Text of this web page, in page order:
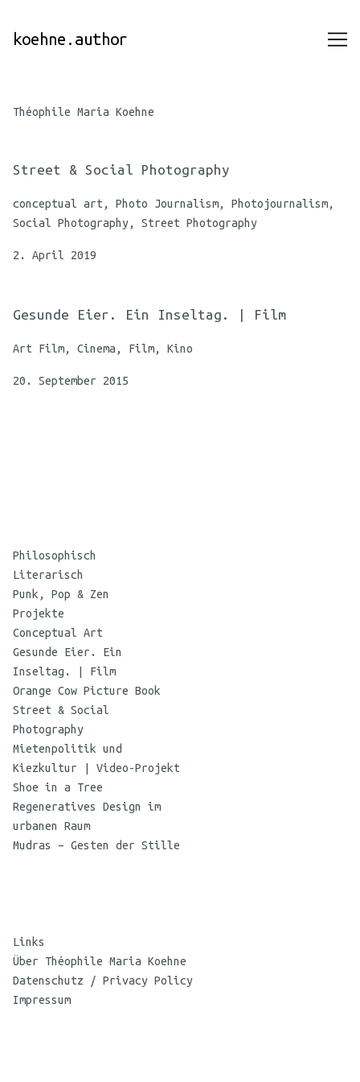
Content
koehne.author
Théophile Maria Koehne
Street & Social Photography
conceptual art, Photo Journalism, Photojournalism,
Social Photography, Street Photography
2. April 2019
Gesunde Eier. Ein Inseltag. | Film
Art Film, Cinema, Film, Kino
20. September 2015
Koehne
Philosophisch
Literarisch
Punk, Pop & Zen
Projekte
Conceptual Art
Gesunde Eier. Ein
Inseltag. | Film
Orange Cow Picture Book
Street & Social
Photography
Mietenpolitik und
Kiezkultur | Video-Projekt
Shoe in a Tree
Regeneratives Design im
urbanen Raum
Mudras – Gesten der Stille
Links
Über Théophile Maria Koehne
Datenschutz / Privacy Policy
Impressum